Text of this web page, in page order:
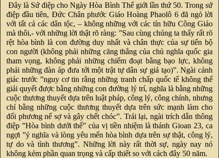
Đây là Sứ điệp cho Ngày Hòa Bình Thế giới lần thứ 50. Trong sứ
điệp đầu tiên, Đức Chân phước Giáo Hoàng Phaolô 6 đã ngỏ lời
với tất cả các dân tộc, – không những với các tín hữu Công Giáo
mà thôi,- với những lời thật rõ ràng: ”Sau cùng chúng ta thấy rất rõ
rệt hòa bình là con đường duy nhất và chân thực của sự tiến bộ
con người (không phải những căng thẳng của chủ nghĩa quốc gia
tham vọng, không phải những chiếm đoạt bằng bạo lực, không
phải những đàn áp đưa tới một trật tự dân sự giả tạo)”. Ngài cảnh
giác trước ”nguy cơ tin rằng những tranh chấp quốc tế không thể
giải quyết được bằng những con đường lý trí, nghĩa là bằng những
cuộc thương thuyết dựa trên luật pháp, công lý, công chính, nhưng
chỉ bằng những cuộc thương thuyết dựa trên sức mạnh làm cho
đối phương nể sợ và gây chết chóc”. Trái lại, ngài trích dẫn thông
điệp ”Hòa bình dưới thế” của vị tiền nhiệm là thánh Gioan 23, ca
ngợi ”ý nghĩa và lòng yêu mến hòa bình dựa trên sự thật, công lý,
tự do và tình thương”. Những lời này rất thời sự, ngày nay nó
không kém phần quan trọng và cấp thiết so với cách đây 50 năm.